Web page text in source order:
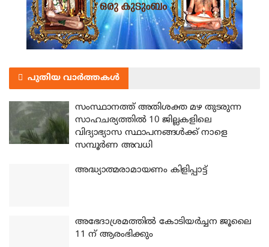
പുതിയ വാർത്തകൾ
സംസ്ഥാനത്ത് അതിശക്ത മഴ തുടരുന്ന
സാഹചര്യത്തിൽ 10 ജില്ലകളിലെ
വിദ്യാഭ്യാസ സ്ഥാപനങ്ങൾക്ക് നാളെ
സമ്പൂർണ അവധി
അദ്ധ്യാത്മരാമായണം കിളിപ്പാട്ട്
അഭേദാശ്രമത്തില്‍ കോടിയര്‍ച്ചന ജൂലൈ
11 ന് ആരംഭിക്കും